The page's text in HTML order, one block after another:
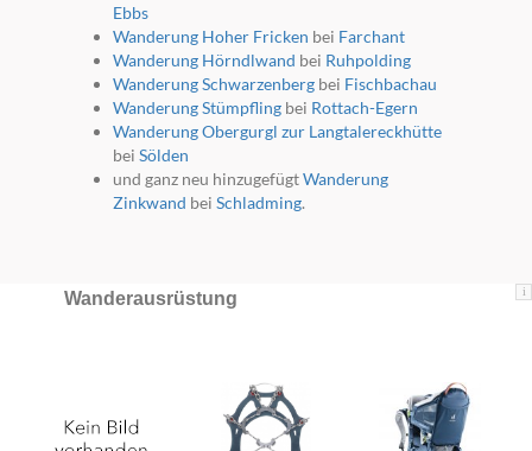
Ebbs
Wanderung Hoher Fricken bei Farchant
Wanderung Hörndlwand bei Ruhpolding
Wanderung Schwarzenbergbei Fischbachau
Wanderung Stümpflingbei Rottach-Egern
Wanderung Obergurgl zur Langtalereckhütte
bei Sölden
und ganz neu hinzugefügtWanderung
Zinkwand bei Schladming.
i
Wanderausrüstung